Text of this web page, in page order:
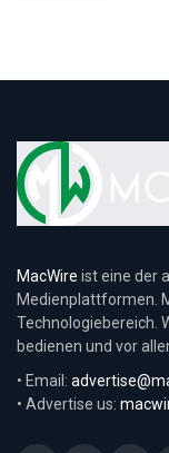
MacWire ist eine der
Medienplattformen.
Technologiebereich.
bedienen und vor
• Email:
• Advertise us: